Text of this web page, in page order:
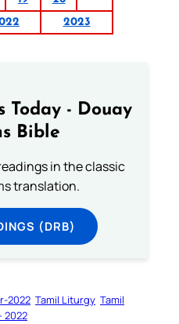
2023
Today - Douay
Bible
in the classic
translation.
(DRB)
2022 Tamil Liturgy Tamil
2022